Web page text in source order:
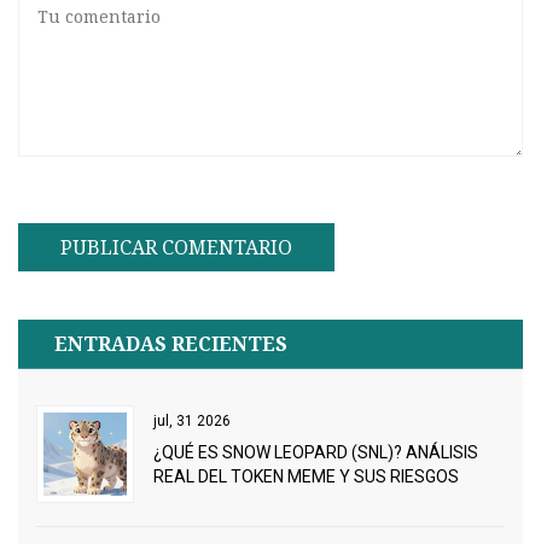
ENTRADAS RECIENTES
jul, 31 2026
¿QUÉ ES SNOW LEOPARD (SNL)? ANÁLISIS
REAL DEL TOKEN MEME Y SUS RIESGOS